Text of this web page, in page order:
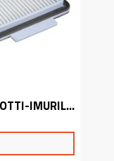
MAKITA HEPA SUODATIN DRC300 ROBOTTI-IMURILLE